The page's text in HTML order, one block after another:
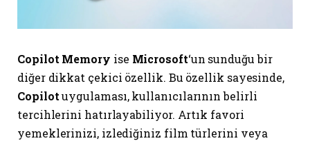
Copilot Memory ise Microsoft‘un sunduğu bir
diğer dikkat çekici özellik. Bu özellik sayesinde,
Copilotuygulaması, kullanıcılarının belirli
tercihlerini hatırlayabiliyor. Artık favori
yemeklerinizi, izlediğiniz film türlerini veya